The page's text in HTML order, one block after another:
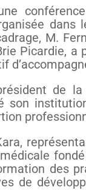
dans
M.
Picardie, a
de
son
des
de